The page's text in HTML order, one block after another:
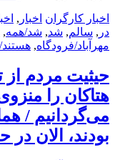
اخبار کارگران اخبار ,
در , سالم, شد, شد/همه,
مهرآباد/فرودگاه,
حیثیت مردم از
هتاکان را
می‌گردانیم /
بودند، الان